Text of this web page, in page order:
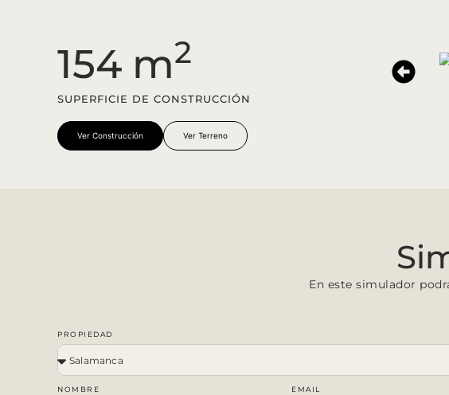
Ver Construcción Ver Terreno
154 m2
SUPERFICIE DE CONSTRUCCIÓN
En este simulador
PROPIEDAD
NOMBRE EMAIL